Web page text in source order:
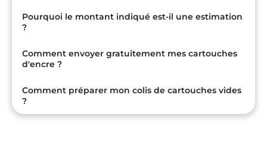
Pourquoi le montant indiqué est-il une estimation
?
Comment envoyer gratuitement mes cartouches
d'encre ?
Comment préparer mon colis de cartouches vides
?